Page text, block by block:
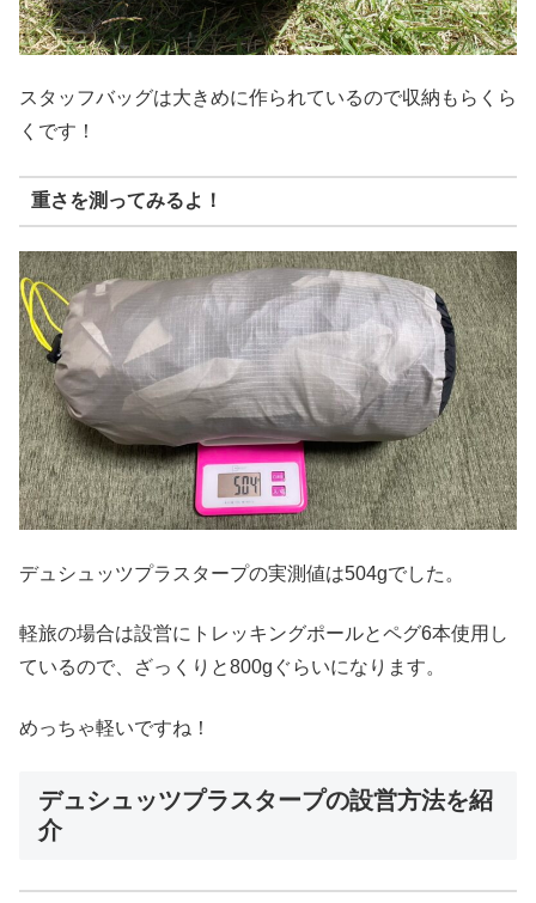
スタッフバッグは大きめに作られているので収納もらくら
くです！
重さを測ってみるよ！
デュシュッツプラスタープの実測値は504gでした。
軽旅の場合は設営にトレッキングポールとペグ6本使用し
ているので、ざっくりと800gぐらいになります。
めっちゃ軽いですね！
デュシュッツプラスタープの設営方法を紹
介